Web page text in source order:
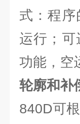
式：程
运行；可
功能，空
轮廓和补
840D可